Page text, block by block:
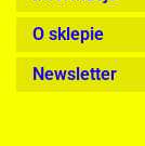
O sklepie
Newsletter